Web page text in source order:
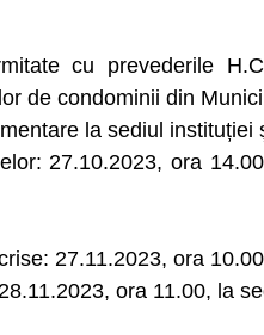
cu prevederile
de condominii din
la sediul instituției
27.10.2023, ora
27.11.2023, ora
ora 11.00, la